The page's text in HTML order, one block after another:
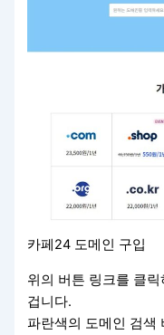
카페24 도메인 구입
위의 버튼 링크를 클
겁니다.
파란색의 도메인 검색